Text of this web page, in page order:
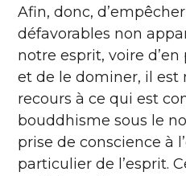
Afin, donc,
défavorables non
notre esprit, voire
et de le dominer, il est
recours à ce qui est
bouddhisme sous le
prise de conscience à
particulier de l’esprit.